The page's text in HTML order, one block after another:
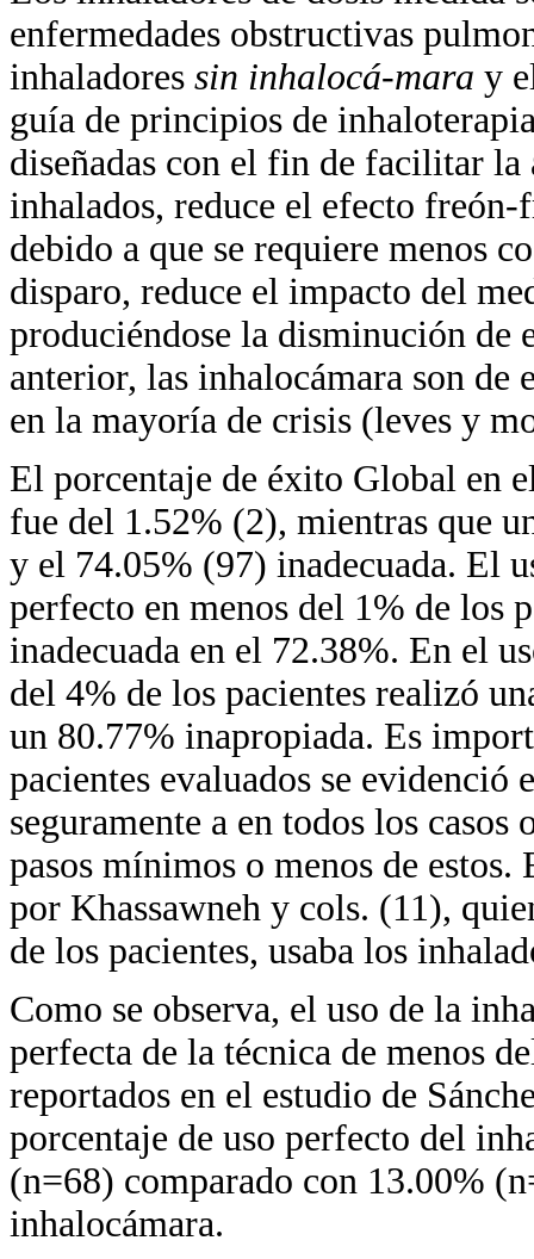
enfermedades obstructivas
inhaladores sin inhalocá-mara y
guía de principios de
diseñadas con el fin de facilitar
inhalados, reduce el efecto
debido a que se requiere menos
disparo, reduce el impacto del
produciéndose la disminución de
anterior, las inhalocámara son de
en la mayoría de crisis (leves y
El porcentaje de éxito Global en
fue del 1.52% (2), mientras que
y el 74.05% (97) inadecuada. El
perfecto en menos del 1% de los
inadecuada en el 72.38%. En el
del 4% de los pacientes realizó
un 80.77% inapropiada. Es
pacientes evaluados se evidenció
seguramente a en todos los
pasos mínimos o menos de
por Khassawneh y cols. (11),
de los pacientes, usaba los
Como se observa, el uso de la
perfecta de la técnica de menos
reportados en el estudio de
porcentaje de uso perfecto del
(n=68) comparado con 13.00%
inhalocámara.